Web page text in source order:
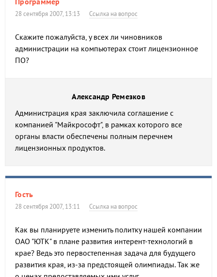
28 сентября 2007, 13:13 Ссылка на вопрос
Скажите пожалуйста, у всех ли чиновников
администрации на компьютерах стоит лицензионное
ПО?
Александр Ремезков
Администрация края заключила соглашение с
компанией "Майкрософт", в рамках которого все
органы власти обеспечены полным перечнем
лицензионных продуктов.
Гость
28 сентября 2007, 13:11 Ссылка на вопрос
Как вы планируете изменить политку нашей компании
ОАО "ЮТК" в плане развития интерент-технологий в
крае? Ведь это первостепенная задача для будущего
развития края, из-за предстоящей олимпиады. Так же